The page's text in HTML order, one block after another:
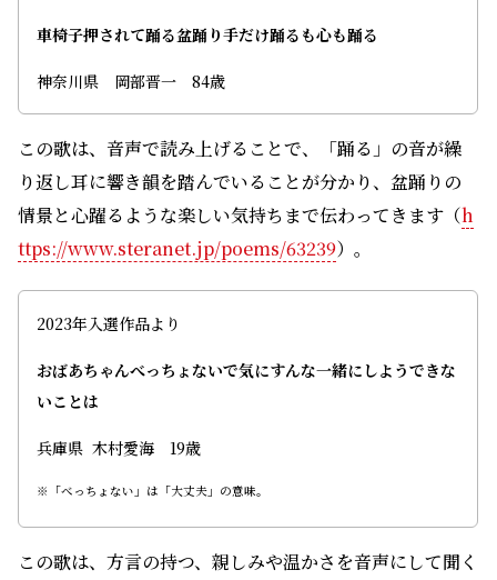
車椅子押されて踊る盆踊り手だけ踊るも心も踊る
神奈川県 岡部晋一 84歳
この歌は、音声で読み上げることで、「踊る」の音が繰
り返し耳に響き韻を踏んでいることが分かり、盆踊りの
情景と心躍るような楽しい気持ちまで伝わってきます（h
ttps://www.steranet.jp/poems/63239）。
2023年入選作品より
おばあちゃんべっちょないで気にすんな一緒にしようできな
いことは
兵庫県 木村愛海 19歳
※「べっちょない」は「大丈夫」の意味。
この歌は、方言の持つ、親しみや温かさを音声にして聞く